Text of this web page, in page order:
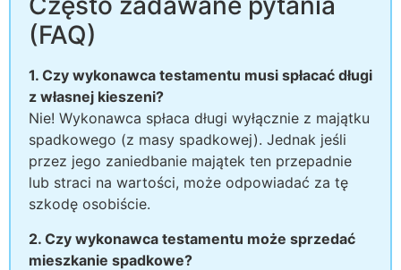
(FAQ)
1. Czy wykonawca testamentu musi spłacać długi
z własnej kieszeni?
Nie! Wykonawca spłaca długi wyłącznie z majątku
spadkowego (z masy spadkowej). Jednak jeśli
przez jego zaniedbanie majątek ten przepadnie
lub straci na wartości, może odpowiadać za tę
szkodę osobiście.
2. Czy wykonawca testamentu może sprzedać
mieszkanie spadkowe?